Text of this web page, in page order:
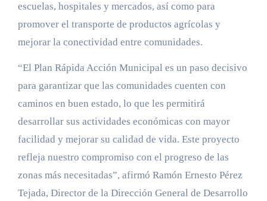
escuelas, hospitales y mercados, así como para
promover el transporte de productos agrícolas y
mejorar la conectividad entre comunidades.
“El Plan Rápida Acción Municipal es un paso decisivo
para garantizar que las comunidades cuenten con
caminos en buen estado, lo que les permitirá
desarrollar sus actividades económicas con mayor
facilidad y mejorar su calidad de vida. Este proyecto
refleja nuestro compromiso con el progreso de las
zonas más necesitadas”, afirmó Ramón Ernesto Pérez
Tejada, Director de la Dirección General de Desarrollo